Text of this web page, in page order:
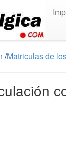
/Matriculas de